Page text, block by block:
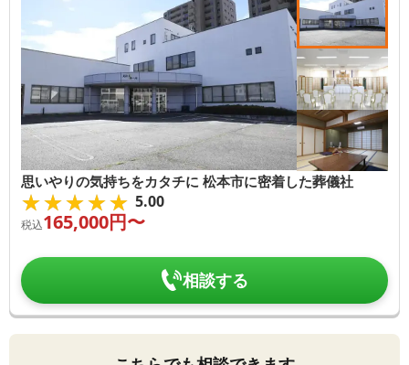
思いやりの気持ちをカタチに 松本市に密着した葬儀社
★★★★★
★★★★★ 5.00
税込165,000円〜
相談する